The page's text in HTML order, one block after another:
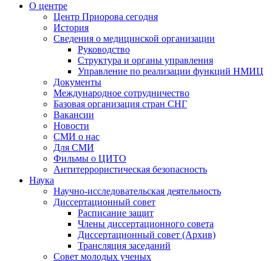
О центре
Центр Приорова сегодня
История
Сведения о медицинской организации
Руководство
Структура и органы управления
Управление по реализации функций НМИЦ
Документы
Международное сотрудничество
Базовая организация стран СНГ
Вакансии
Новости
СМИ о нас
Для СМИ
Фильмы о ЦИТО
Антитеррористическая безопасность
Наука
Научно-исследовательская деятельность
Диссертационный совет
Расписание защит
Члены диссертационного совета
Диссертационный совет (Архив)
Трансляция заседаний
Совет молодых ученых